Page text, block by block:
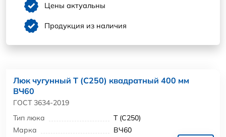
Цены актуальны
Продукция из наличия
Люк чугунный Т (С250) квадратный 400 мм
ВЧ60
ГОСТ 3634-2019
Тип люка
Т (С250)
Марка
ВЧ60